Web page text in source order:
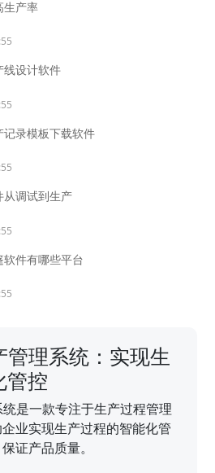
生产率
线设计软件
记录模板下载软件
调试到生产
软件有哪些平台
管理系统：实现生
管控
是一款专注于生产过程管理
业实现生产过程的智能化管
证产品质量。